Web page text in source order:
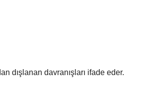
dışlanan davranışları ifade eder.